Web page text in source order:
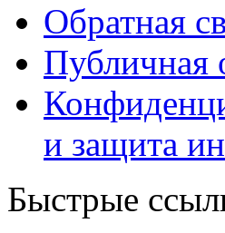
Обратная
Публичная
и защита
Быстрые